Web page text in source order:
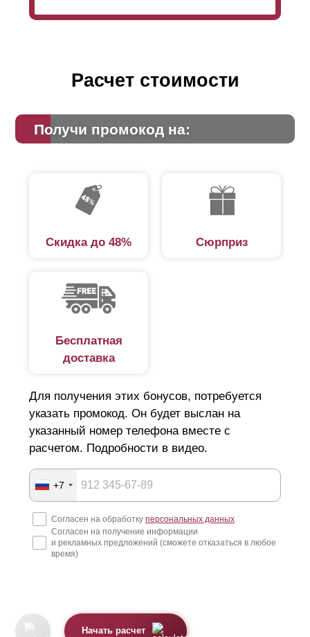
секциями будут выглядеть более объемными,
Расчет стоимости
Получи промокод на:
Скидка до 48% Сюрприз
Бесплатная
доставка
Для получения этих бонусов, потребуется
указать промокод. Он будет выслан на
указанный номер телефона вместе с
расчетом. Подробности в видео.
+7
Согласен на обработку персональных данных
Согласен на получение информации
и рекламных предложений (сможете отказаться в любое
время)
Начать расчет